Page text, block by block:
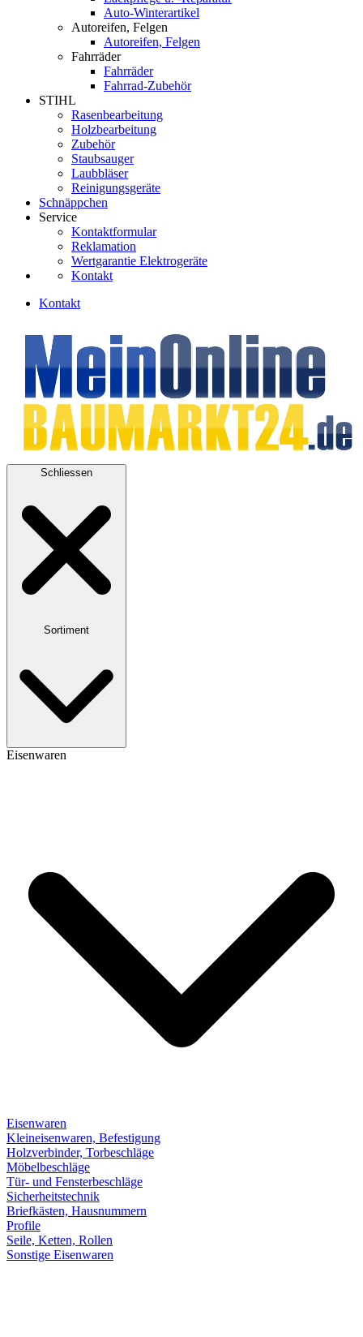
Auto-Winterartikel
Autoreifen, Felgen
Autoreifen, Felgen
Fahrräder
Fahrräder
Fahrrad-Zubehör
STIHL
Rasenbearbeitung
Holzbearbeitung
Zubehör
Staubsauger
Laubbläser
Reinigungsgeräte
Schnäppchen
Service
Kontaktformular
Reklamation
Wertgarantie Elektrogeräte
Kontakt
Kontakt
Schliessen
Sortiment
Eisenwaren
Eisenwaren
Kleineisenwaren, Befestigung
Holzverbinder, Torbeschläge
Möbelbeschläge
Tür- und Fensterbeschläge
Sicherheitstechnik
Briefkästen, Hausnummern
Profile
Seile, Ketten, Rollen
Sonstige Eisenwaren